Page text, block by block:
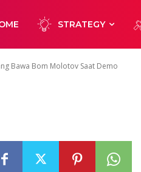
STRATEGY
Bawa Bom Molotov Saat Demo